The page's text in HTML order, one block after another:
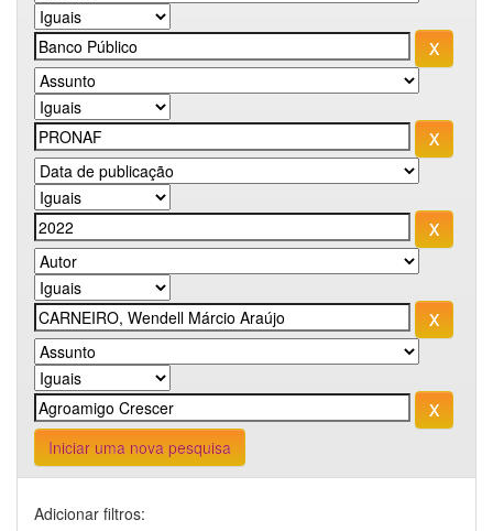
Iniciar uma nova pesquisa
Adicionar filtros: